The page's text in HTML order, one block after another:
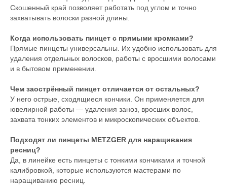
Скошенный край позволяет работать под углом и точно
захватывать волоски разной длины.
Когда использовать пинцет с прямыми кромками?
Прямые пинцеты универсальны. Их удобно использовать для
удаления отдельных волосков, работы с вросшими волосами
и в бытовом применении.
Чем заострённый пинцет отличается от остальных?
У него острые, сходящиеся кончики. Он применяется для
ювелирной работы — удаления заноз, вросших волос,
захвата тонких элементов и микроскопических объектов.
Подходят ли пинцеты METZGER для наращивания
ресниц?
Да, в линейке есть пинцеты с тонкими кончиками и точной
калибровкой, которые используются мастерами по
наращиванию ресниц.